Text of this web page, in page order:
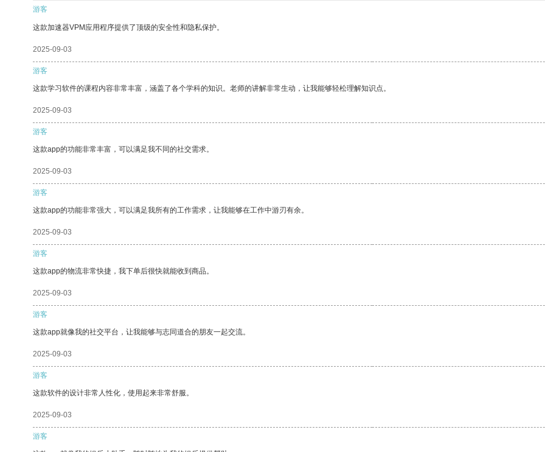
游客
这款加速器VPM应用程序提供了顶级的安全性和隐私保护。
2025-09-03
游客
这款学习软件的课程内容非常丰富，涵盖了各个学科的知识。老师的讲解非常生动，让我能够轻松理解知识点。
2025-09-03
游客
这款app的功能非常丰富，可以满足我不同的社交需求。
2025-09-03
游客
这款app的功能非常强大，可以满足我所有的工作需求，让我能够在工作中游刃有余。
2025-09-03
游客
这款app的物流非常快捷，我下单后很快就能收到商品。
2025-09-03
游客
这款app就像我的社交平台，让我能够与志同道合的朋友一起交流。
2025-09-03
游客
这款软件的设计非常人性化，使用起来非常舒服。
2025-09-03
游客